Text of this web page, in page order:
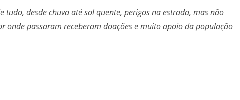
tudo, desde chuva até sol quente, perigos na estrada, mas não
onde passaram receberam doações e muito apoio da população